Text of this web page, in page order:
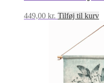
449,00 kr. Tilføj til kurv